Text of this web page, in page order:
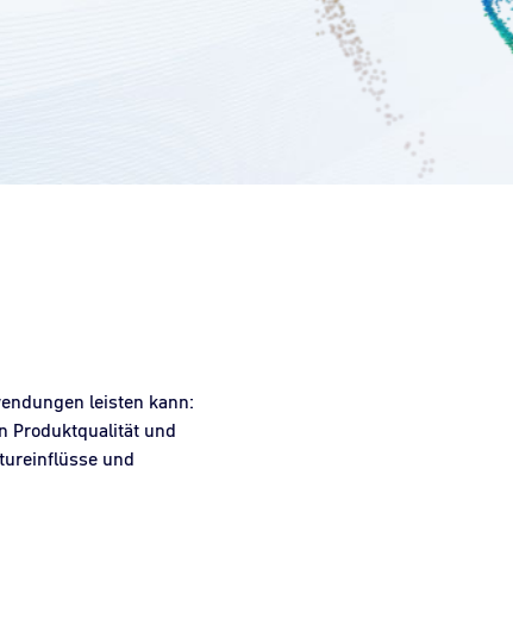
leisten kann:
Produktqualität und
und